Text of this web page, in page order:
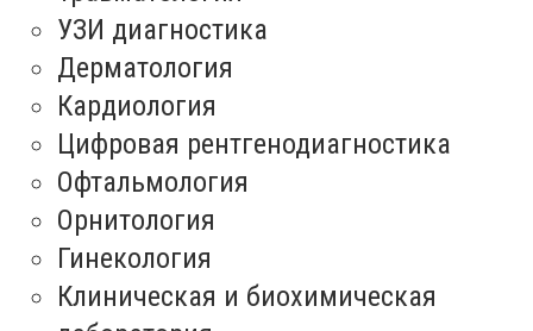
УЗИ диагностика
Дерматология
Кардиология
Цифровая рентгенодиагностика
Офтальмология
Орнитология
Гинекология
Клиническая и биохимическая